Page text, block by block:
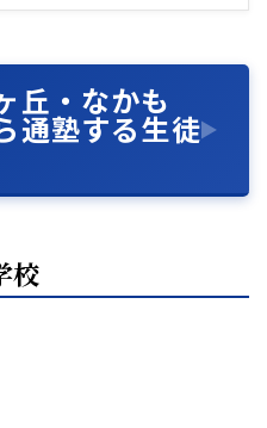
丘・なかも
通塾する生徒
校